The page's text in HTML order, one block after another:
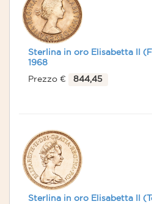
Sterlina in oro Elisabetta II
1968
Prezzo €
844,45
Sterlina in oro Elisabetta II